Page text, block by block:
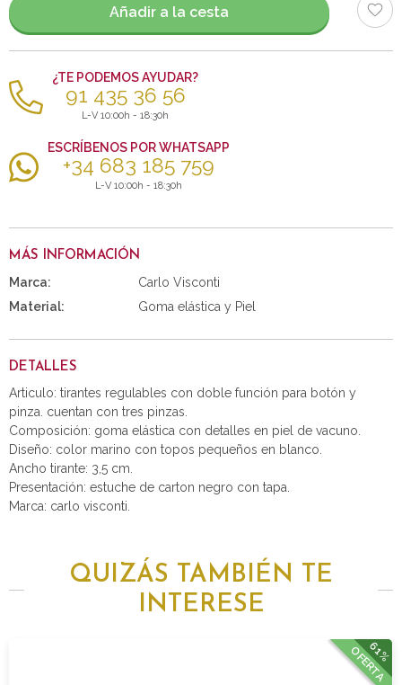
Añadir a la cesta
¿TE PODEMOS AYUDAR?
91 435 36 56
L-V 10:00h - 18:30h
ESCRÍBENOS POR WHATSAPP
+34 683 185 759
L-V 10:00h - 18:30h
MÁS INFORMACIÓN
Marca:
Carlo Visconti
Material:
Goma elástica y Piel
DETALLES
Articulo: tirantes regulables con doble función para botón y
pinza. cuentan con tres pinzas.
Composición: goma elástica con detalles en piel de vacuno.
Diseño: color marino con topos pequeños en blanco.
Ancho tirante: 3,5 cm.
Presentación: estuche de carton negro con tapa.
Marca: carlo visconti.
QUIZÁS TAMBIÉN TE
INTERESE
61%
OFERTA